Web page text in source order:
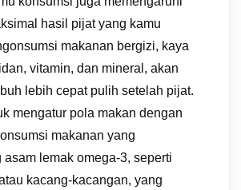
hasil pijat yang kamu
makanan bergizi, kaya
vitamin, dan mineral, akan
lebih cepat pulih setelah pijat.
mengatur pola makan dengan
makanan yang
asam lemak omega-3, seperti
kacang-kacangan, yang